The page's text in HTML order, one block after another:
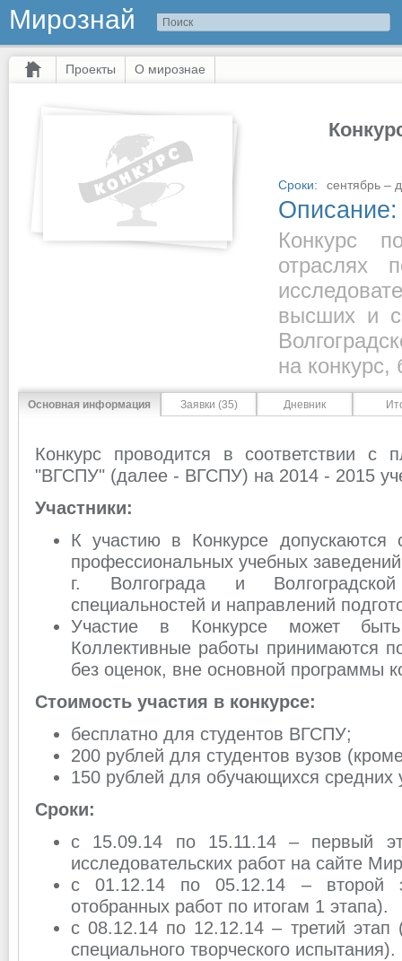
Мирознай
Проекты О мирознае
Сроки: сентябрь –
Описание:
Конкурс
отраслях
высших и
на конкурс,
Основная информация Заявки (35) Дневник
Конкурс проводится в соответствии
"ВГСПУ" (далее - ВГСПУ) на 2014 - 2015
Участники:
К участию в Конкурсе допускаются
профессиональных учебных заведений
г. Волгограда и Волгоградской
специальностей и направлений
Участие в Конкурсе может
Коллективные работы принимаются
без оценок, вне основной программы
Стоимость участия в конкурсе:
бесплатно для студентов ВГСПУ;
200 рублей для студентов вузов
150 рублей для обучающихся средних
Сроки:
с 15.09.14 по 15.11.14 – первый
исследовательских работ на сайте
с 01.12.14 по 05.12.14 – второй
отобранных работ по итогам 1 этапа).
с 08.12.14 по 12.12.14 – третий
специального творческого испытания).